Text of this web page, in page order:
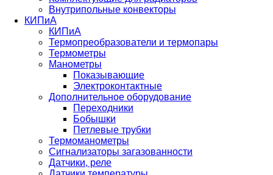
Внутрипольные конвекторы
КИПиА
КИПиА
Термопреобразователи и термопары
Термометры
Манометры
Показывающие
Электроконтактные
Дополнительное оборудование
Переходники
Бобышки
Петлевые трубки
Термоманометры
Сигнализаторы загазованности
Датчики, реле